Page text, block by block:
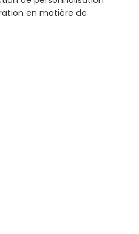
en matière de